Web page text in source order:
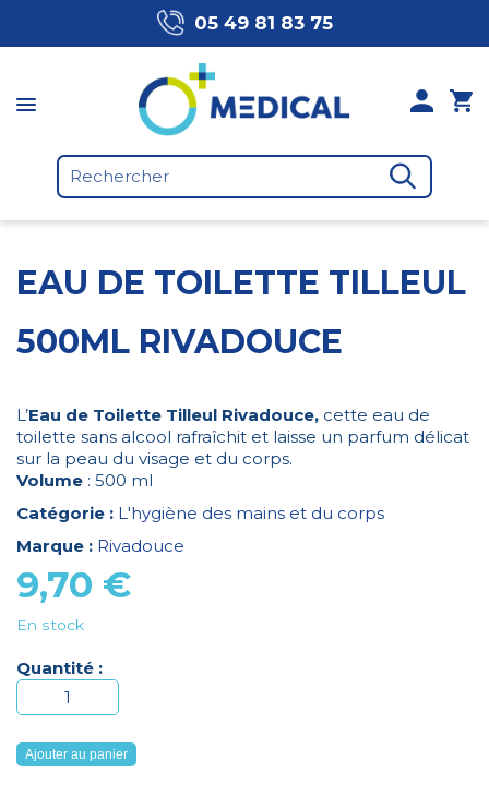
05 49 81 83 75
EAU DE TOILETTE TILLEUL
500ML RIVADOUCE
L’Eau de Toilette Tilleul Rivadouce, cette eau de
toilette sans alcool rafraîchit et laisse un parfum délicat
sur la peau du visage et du corps.
Volume : 500 ml
Catégorie : L'hygiène des mains et du corps
Marque : Rivadouce
9,70 €
En stock
Quantité :
quantité
de
EAU
DE
Ajouter au panier